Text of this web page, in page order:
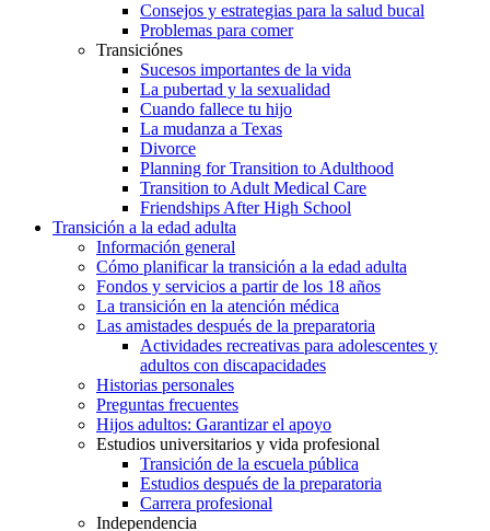
Consejos y estrategias para la salud bucal
Problemas para comer
Transiciónes
Sucesos importantes de la vida
La pubertad y la sexualidad
Cuando fallece tu hijo
La mudanza a Texas
Divorce
Planning for Transition to Adulthood
Transition to Adult Medical Care
Friendships After High School
Transición a la edad adulta
Información general
Cómo planificar la transición a la edad adulta
Fondos y servicios a partir de los 18 años
La transición en la atención médica
Las amistades después de la preparatoria
Actividades recreativas para adolescentes y
adultos con discapacidades
Historias personales
Preguntas frecuentes
Hijos adultos: Garantizar el apoyo
Estudios universitarios y vida profesional
Transición de la escuela pública
Estudios después de la preparatoria
Carrera profesional
Independencia